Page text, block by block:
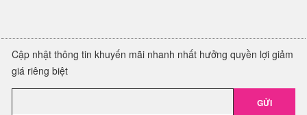
Cập nhật thông tin khuyến mãi nhanh nhất hưởng quyền lợi giảm
giá riêng biệt
GỬI